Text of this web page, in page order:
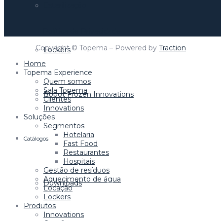
Lockers
Robot Frozen Innovations
Catálogos
Downloads
Copyright © Topema – Powered by Traction
Home
Topema Experience
Quem somos
Sala Topema
Clientes
Innovations
Soluções
Segmentos
Hotelaria
Fast Food
Restaurantes
Hospitais
Gestão de resíduos
Aquecimento de água
Locação
Lockers
Produtos
Innovations